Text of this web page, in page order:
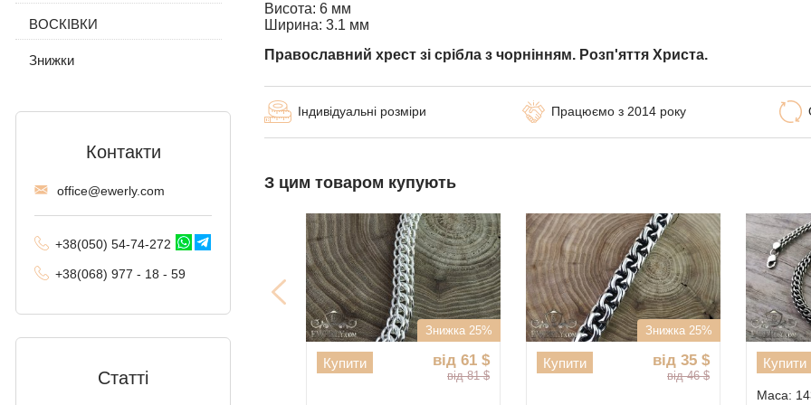
Візантійський (візантія)
Московський Бісмарк
(Валькірія, Малайзія)
Комбіноване якірне
панцирне)
Фантом (Рамзес і
подвійний струмок)
Без каменів
ВОСКІВКИ
Знижки
Контакти
office@ewerly.com
+38(050) 54-74-272
+38(068) 977 - 18 - 59
Статті
Висота: 6 мм
Ширина: 3.1 мм
Православний хрест зі срібла з чорнінням. Розп'яття Христа.
Індивідуальні розміри Працюємо з 2014 року
З цим товаром купують
Знижка 25%
від 61 $
від 81 $
Купити
Знижка 25%
від 35 $
від 46 $
Купити Купити
Маса: